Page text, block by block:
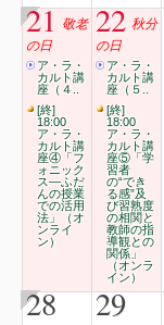
21 敬老
の日
ア・ラ・
カルト講
座（４..
[終]
18:00
ア・ラ・
カルト講
座④「フ
ォニック
ス―ふだ
んの授業
での活用
法」（オ
ンライ
ン）
22 秋分
の日
ア・ラ・
カルト講
座（５..
[終]
18:00
ア・ラ・
カルト講
座⑤「学
習者
の“でき
る感”及
び習熟度
の相関と
教師の指
導観との
関係」
（オンラ
イン）
28 29